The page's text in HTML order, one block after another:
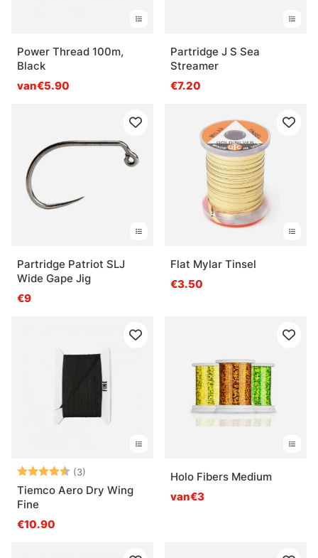
Power Thread 100m,
Black
van€5.90
Partridge J S Sea
Streamer
€7.20
Partridge Patriot SLJ
Wide Gape Jig
€9
Flat Mylar Tinsel
€3.50
Beoordeling:
(3)
Tiemco Aero Dry Wing
Fine
€10.90
Holo Fibers Medium
van€3